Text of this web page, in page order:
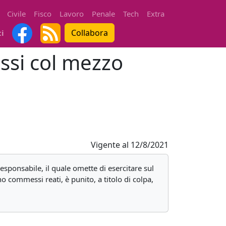
Civile Fisco Lavoro Penale Tech
Extra
Collabora
col mezzo
Vigente al 12/8/2021
il quale omette di esercitare sul
commessi reati, è punito, a titolo di colpa,